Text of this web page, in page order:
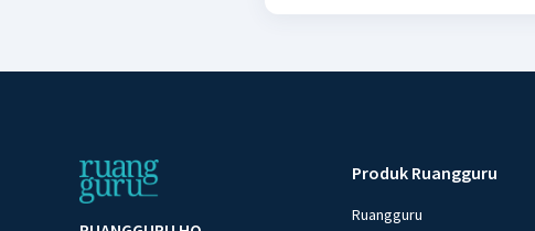
Produk Ruangguru
Ruangguru